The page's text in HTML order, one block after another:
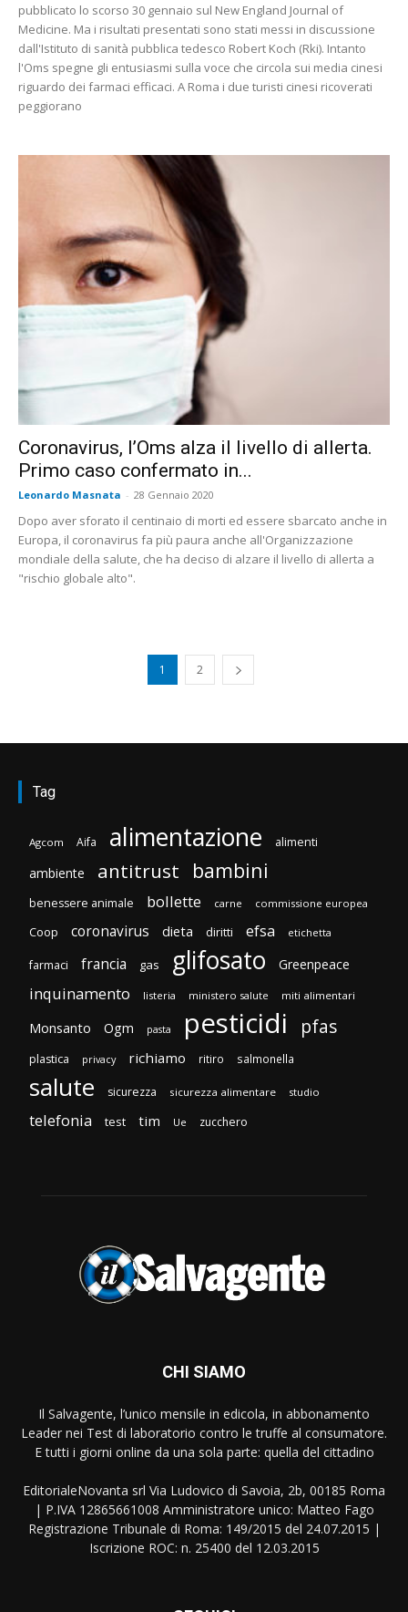
pubblicato lo scorso 30 gennaio sul New England Journal of
Medicine. Ma i risultati presentati sono stati messi in discussione
dall'Istituto di sanità pubblica tedesco Robert Koch (Rki). Intanto
l'Oms spegne gli entusiasmi sulla voce che circola sui media cinesi
riguardo dei farmaci efficaci. A Roma i due turisti cinesi ricoverati
peggiorano
Coronavirus, l’Oms alza il livello di allerta.
Primo caso confermato in...
Leonardo Masnata - 28 Gennaio 2020
Dopo aver sforato il centinaio di morti ed essere sbarcato anche in
Europa, il coronavirus fa più paura anche all'Organizzazione
mondiale della salute, che ha deciso di alzare il livello di allerta a
"rischio globale alto".
1 2
Tag
Agcom Aifa alimentazione alimenti
ambiente antitrust bambini
benessere animale bollette carne commissione europea
Coop coronavirus dieta diritti efsa etichetta
farmaci francia gas glifosato Greenpeace
inquinamento listeria ministero salute miti alimentari
Monsanto Ogm pasta pesticidi pfas
plastica privacy richiamo ritiro salmonella
salute sicurezza sicurezza alimentare studio
telefonia test tim Ue zucchero
CHI SIAMO
Il Salvagente, l’unico mensile in edicola, in abbonamento
Leader nei Test di laboratorio contro le truffe al consumatore.
E tutti i giorni online da una sola parte: quella del cittadino
EditorialeNovanta srl Via Ludovico di Savoia, 2b, 00185 Roma
| P.IVA 12865661008 Amministratore unico: Matteo Fago
Registrazione Tribunale di Roma: 149/2015 del 24.07.2015 |
Iscrizione ROC: n. 25400 del 12.03.2015